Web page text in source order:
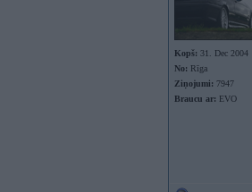
Kopš: 31. Dec 2004
No: Rīga
Ziņojumi: 7947
Braucu ar: EVO